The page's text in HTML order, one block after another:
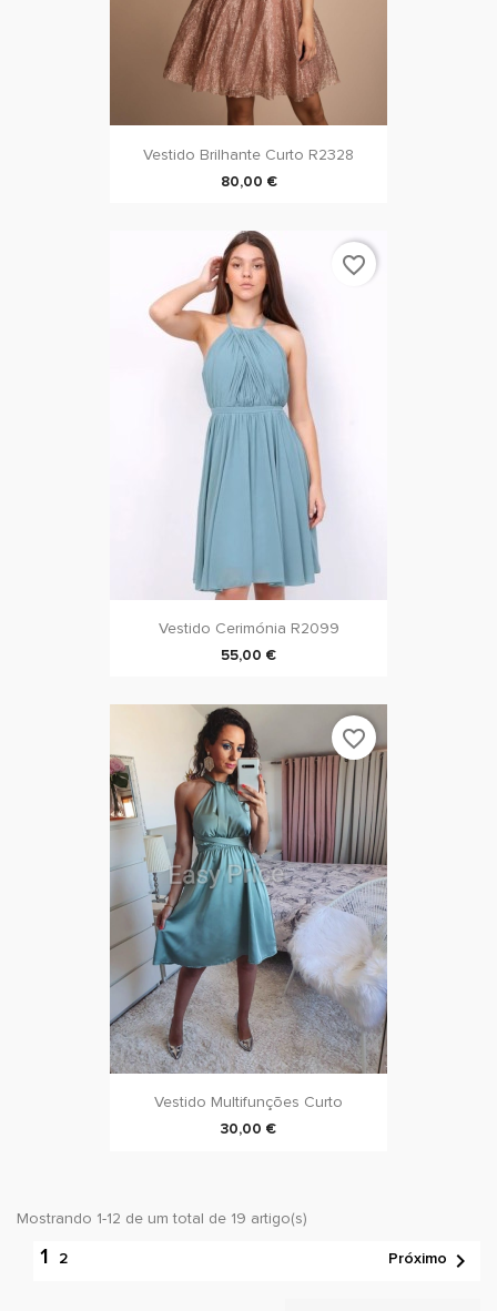
Vestido Brilhante Curto R2328
80,00 €
Vestido Cerimónia R2099
55,00 €
favorite_border
Vestido Multifunções Curto
30,00 €
favorite_border
Mostrando 1-12 de um total de 19 artigo(s)
1 2 Próximo 